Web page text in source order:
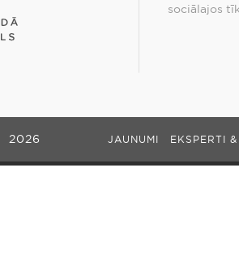
sociālajos
2026 JAUNUMI EKSPERTI